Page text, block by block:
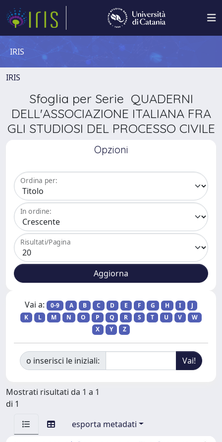
IRIS
IRIS
Sfoglia per Serie QUADERNI
DELL'ASSOCIAZIONE ITALIANA FRA
GLI STUDIOSI DEL PROCESSO CIVILE
Opzioni
Ordina per:
In ordine:
Risultati/Pagina
Vai a: 0-9 A B C D E F G H I
J
K
L M N O P Q R S T U V
W
X
Y Z
o inserisci le iniziali:
Mostrati risultati da 1 a 1
di 1
esporta metadati